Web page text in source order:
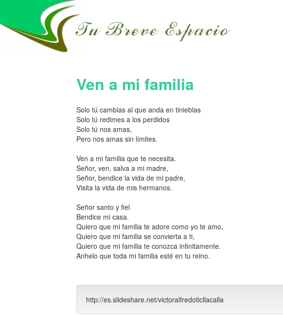
Ven a mi familia
Solo tú cambias al que anda en tinieblas
Solo tú redimes a los perdidos
Solo tú nos amas,
Pero nos amas sin límites.
Ven a mi familia que te necesita.
Señor, ven, salva a mi madre,
Señor, bendice la vida de mi padre,
Visita la vida de mis hermanos.
Señor santo y fiel
Bendice mi casa.
Quiero que mi familia te adore como yo te amo,
Quiero que mi familia se convierta a ti,
Quiero que mi familia te conozca infinitamente.
Anhelo que toda mi familia esté en tu reino.
http://es.slideshare.net/victoralfredoticllacalla